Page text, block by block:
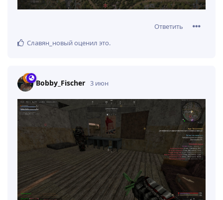
Ответить
Славян_новыйоценил это.
Bobby_Fischer 3 июн